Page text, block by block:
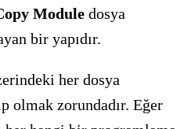
Module dosya
bir yapıdır.
her dosya
olmak zorundadır. Eğer